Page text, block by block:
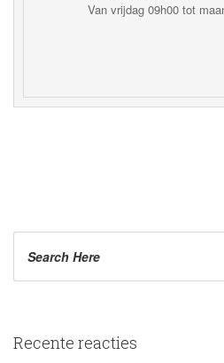
Van vrijdag 09h00 tot
Recente reactie